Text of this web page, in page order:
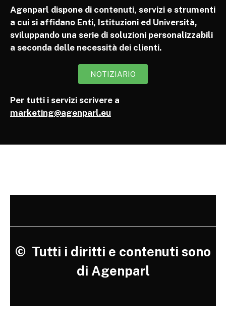
Agenparl dispone di contenuti, servizi e strumenti
a cui si affidano Enti, Istituzioni ed Università,
sviluppando una serie di soluzioni personalizzabili
a seconda delle necessità dei clienti.
NOTIZIARIO
Per tutti i servizi scrivere a
marketing@agenparl.eu
© Tutti i diritti e contenuti sono
di Agenparl